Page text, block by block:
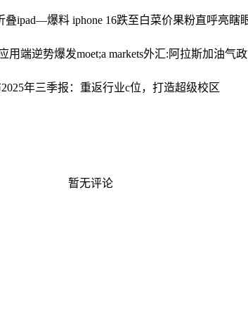
ipad—爆料 iphone 16跌至白菜价果粉直呼亮瞎眼
用端逆势爆发moet;a markets外汇:阿拉斯加油气
年三季报：重返行业c位，打造超级校区
暂无评论